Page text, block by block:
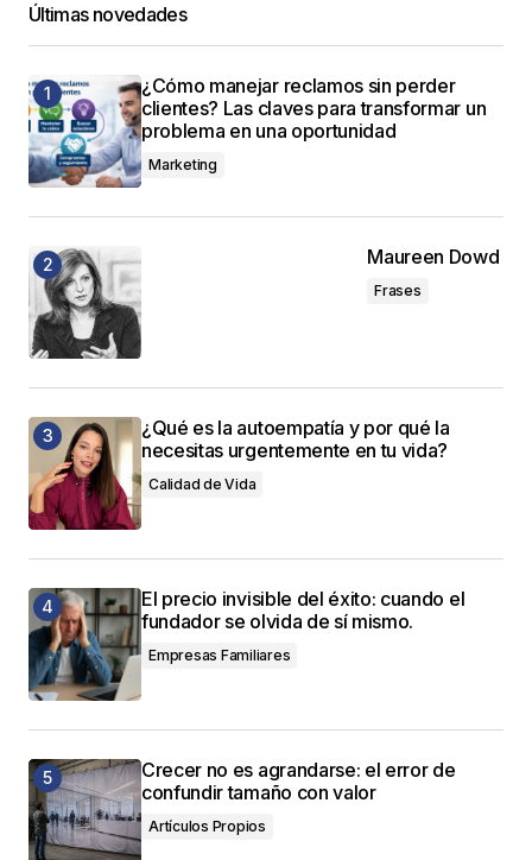
Últimas novedades
¿Cómo manejar reclamos sin perder
clientes? Las claves para transformar un
problema en una oportunidad
Marketing
Maureen Dowd
Frases
¿Qué es la autoempatía y por qué la
necesitas urgentemente en tu vida?
Calidad de Vida
El precio invisible del éxito: cuando el
fundador se olvida de sí mismo.
Empresas Familiares
Crecer no es agrandarse: el error de
confundir tamaño con valor
Artículos Propios